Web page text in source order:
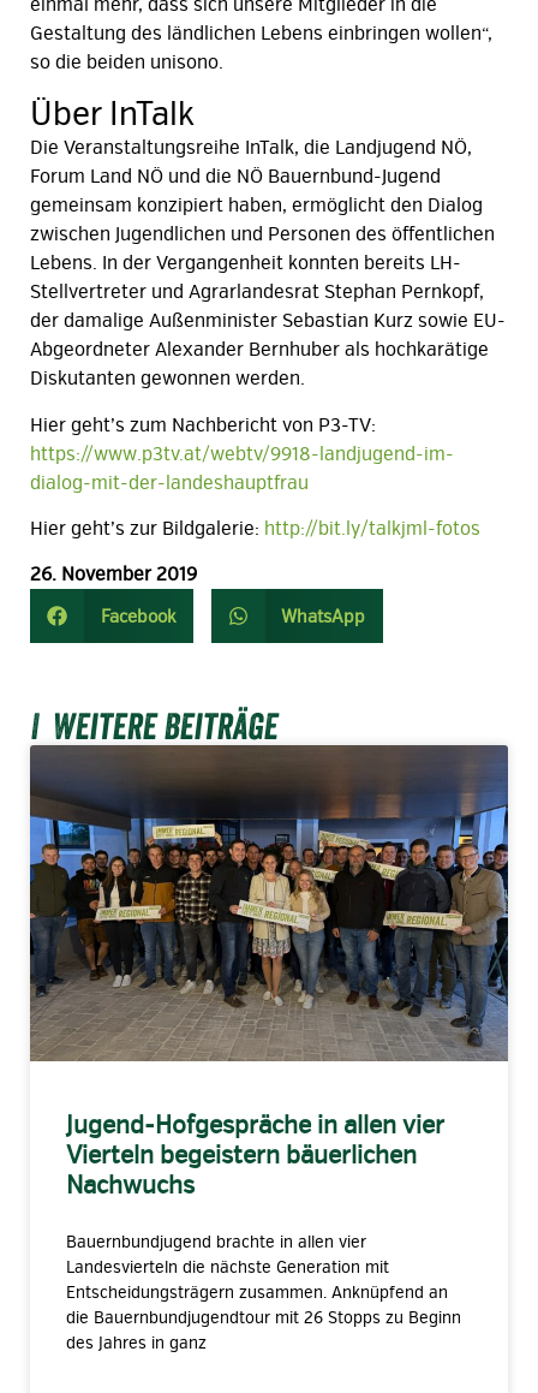
Gestaltung des ländlichen Lebens einbringen wollen“,
so die beiden unisono.
Über InTalk
Die Veranstaltungsreihe InTalk, die Landjugend NÖ,
Forum Land NÖ und die NÖ Bauernbund-Jugend
gemeinsam konzipiert haben, ermöglicht den Dialog
zwischen Jugendlichen und Personen des öffentlichen
Lebens. In der Vergangenheit konnten bereits LH-
Stellvertreter und Agrarlandesrat Stephan Pernkopf,
der damalige Außenminister Sebastian Kurz sowie EU-
Abgeordneter Alexander Bernhuber als hochkarätige
Diskutanten gewonnen werden.
Hier geht’s zum Nachbericht von P3-TV:
https://www.p3tv.at/webtv/9918-landjugend-im-
dialog-mit-der-landeshauptfrau
Hier geht’s zur Bildgalerie: http://bit.ly/talkjml-fotos
26. November 2019
Facebook WhatsApp
Weitere Beiträge
Jugend-Hofgespräche in allen vier
Vierteln begeistern bäuerlichen
Nachwuchs
Bauernbundjugend brachte in allen vier
Landesvierteln die nächste Generation mit
Entscheidungsträgern zusammen. Anknüpfend an
die Bauernbundjugendtour mit 26 Stopps zu Beginn
des Jahres in ganz